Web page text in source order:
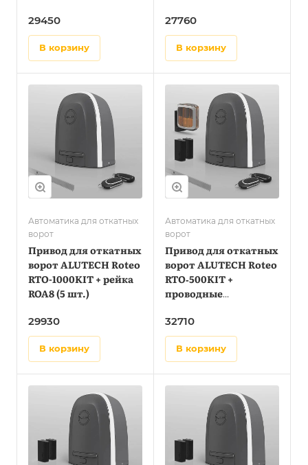
29450
в корзину
27760
в корзину
Автоматика для откатных
ворот
Привод для откатных
ворот ALUTECH Roteo
RTO-1000KIT + рейка
ROA8 (5 шт.)
29930
в корзину
Автоматика для откатных
ворот
Привод для откатных
ворот ALUTECH Roteo
RTO‑500KIT +
проводные
сигнальная лампа
SL‑U + рейка ROA8 (5
шт.)
32710
в корзину